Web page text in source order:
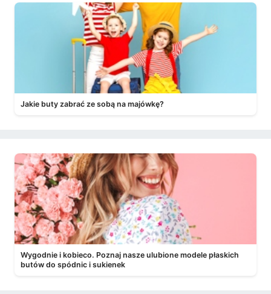
Jakie buty zabrać ze sobą na majówkę?
Wygodnie i kobieco. Poznaj nasze ulubione modele płaskich
butów do spódnic i sukienek